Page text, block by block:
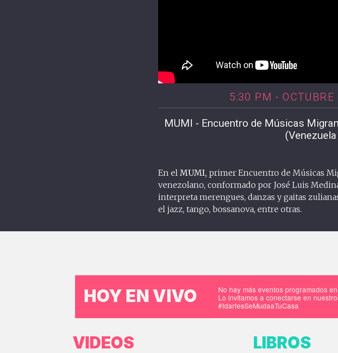
5:30 PM -
MUMI - Encuentro de Músicas
En el MUMI, primer Encuentro de Músicas
venezolano, conformado por José Luis
interpreta merengues, danzas y gaitas
el jazz, tango, bossanova, entre otras.
HOY EN VIVO
No hay más eventos programados
Lo invitamos a conectarse en
#IdartesSeMudaaTuCasa
VIDEOS LIBROS